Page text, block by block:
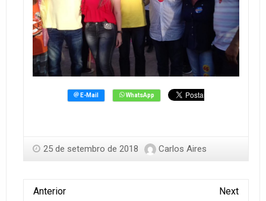
25 de setembro de 2018 Carlos Aires
Anterior Next